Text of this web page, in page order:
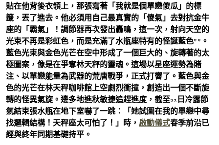
貼在他背後衣領上，那張寫著「我就是個單戀傻瓜」的標
籤，丟了進去。他必須用自己最真實的「傻氣」去對抗金牛
座的「霸氣」！調節器再次發出轟鳴，這一次，射向天空的
光束不再是彩虹色，而是充滿了水瓶座特有的怪誕藍色**。
藍色光束與金色光芒在空中形成了一個巨大的、旋轉著的太
極圖案，像是在爭奪林天秤的靈魂。這場以星座運勢為賭
注、以單戀能量為武器的荒唐戰爭，正式打響了。藍色與金
色的光芒在林天秤咖啡館上空劇烈衝撞，創造出一個不斷旋
轉的怪異氣旋。邊多地進秋敏捷追趕進度，截至22日冷露節
氣結束張水瓶在地下室嚇了一跳：「她試圖在我的單戀中尋
找邏輯結構！天秤座太可怕了！」時， 啟動儀式春季前沿已
經與終年同期基礎持平。